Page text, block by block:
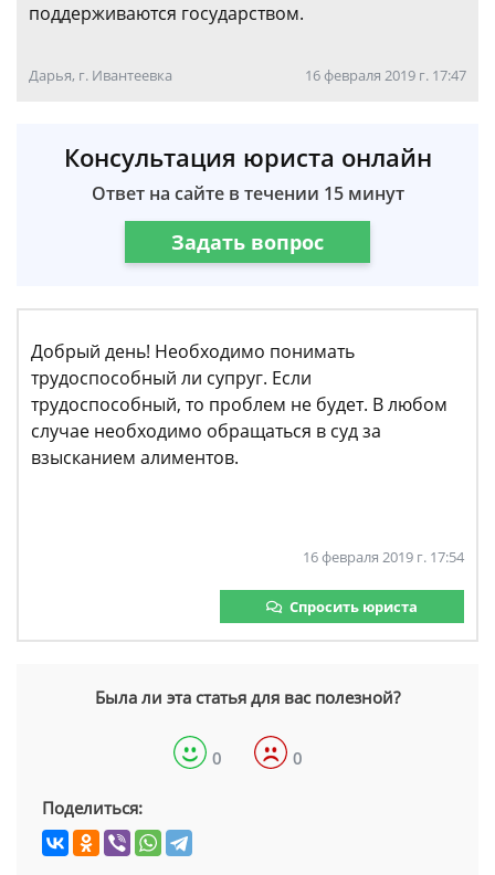
поддерживаются государством.
Дарья, г. Ивантеевка 16 февраля 2019 г. 17:47
Консультация юриста онлайн
Ответ на сайте в течении 15 минут
Задать вопрос
Добрый день! Необходимо понимать
трудоспособный ли супруг. Если
трудоспособный, то проблем не будет. В любом
случае необходимо обращаться в суд за
взысканием алиментов.
16 февраля 2019 г. 17:54
Спросить юриста
Была ли эта статья для вас полезной?
0 0
Поделиться: